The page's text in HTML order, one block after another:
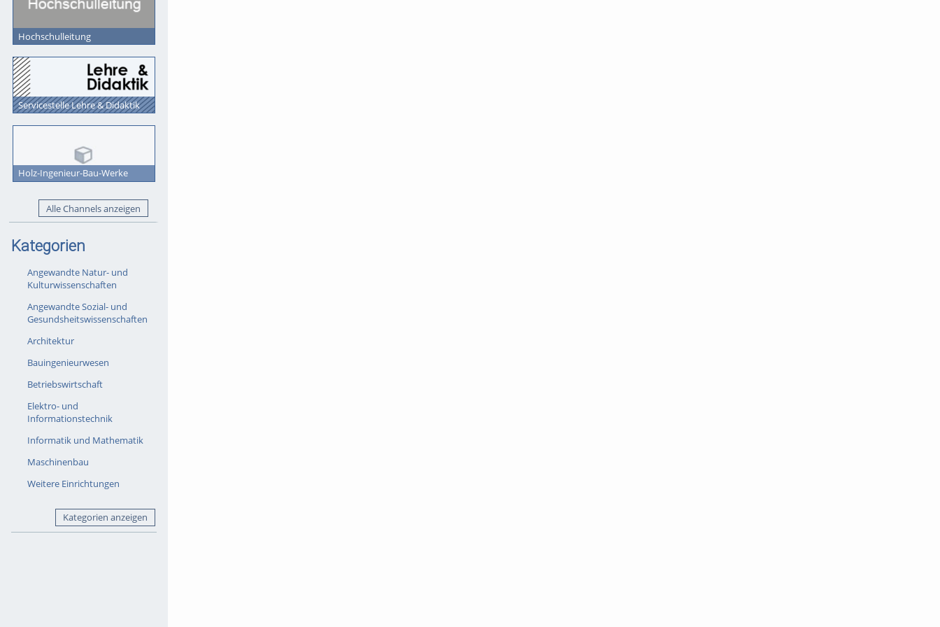
Hochschulleitung
Servicestelle Lehre & Didaktik
Holz-Ingenieur-Bau-Werke
Alle Channels anzeigen
Kategorien
Angewandte Natur- und
Kulturwissenschaften
Angewandte Sozial- und
Gesundsheitswissenschaften
Architektur
Bauingenieurwesen
Betriebswirtschaft
Elektro- und
Informationstechnik
Informatik und Mathematik
Maschinenbau
Weitere Einrichtungen
Kategorien anzeigen